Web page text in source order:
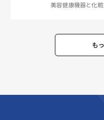
美容健康機器と化
も